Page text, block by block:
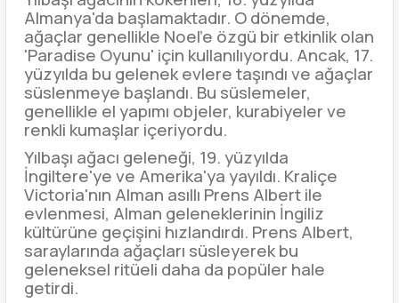
Almanya'da başlamaktadır. O dönemde,
ağaçlar genellikle Noel'e özgü bir etkinlik olan
'Paradise Oyunu' için kullanılıyordu. Ancak, 17.
yüzyılda bu gelenek evlere taşındı ve ağaçlar
süslenmeye başlandı. Bu süslemeler,
genellikle el yapımı objeler, kurabiyeler ve
renkli kumaşlar içeriyordu.
Yılbaşı ağacı geleneği, 19. yüzyılda
İngiltere'ye ve Amerika'ya yayıldı. Kraliçe
Victoria'nın Alman asıllı Prens Albert ile
evlenmesi, Alman geleneklerinin İngiliz
kültürüne geçişini hızlandırdı. Prens Albert,
saraylarında ağaçları süsleyerek bu
geleneksel ritüeli daha da popüler hale
getirdi.